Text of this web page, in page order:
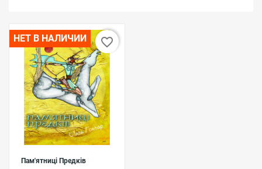
Пам'ятниці Предків
НЕТ В НАЛИЧИИ favorite_border